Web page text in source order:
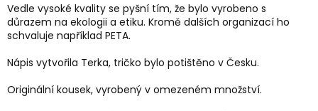
Vedle vysoké kvality se pyšní tím, že bylo vyrobeno s
důrazem na ekologii a etiku. Kromě dalších organizací ho
schvaluje například PETA.
Nápis vytvořila Terka, tričko bylo potištěno v Česku.
Originální kousek, vyrobený v omezeném množství.